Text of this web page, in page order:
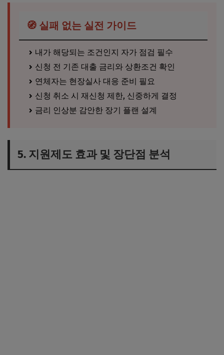
🧭 실패 없는 실전 가이드
내가 해당되는 조건인지 자가 점검 필수
신청 전 기존 대출 금리와 상환조건 확인
연체자는 현장실사 대응 준비 필요
신청 취소 시 재신청 제한, 신중하게 결정
금리 인상분 감안한 장기 플랜 설계
5. 지원제도 효과 및 장단점 분석